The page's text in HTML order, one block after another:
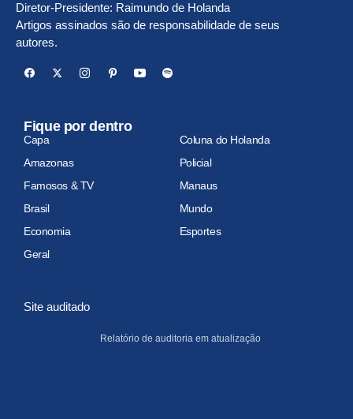
Diretor-Presidente: Raimundo de Holanda
Artigos assinados são de responsabilidade de seus
autores.
Fique por dentro
Capa
Coluna do Holanda
Amazonas
Policial
Famosos & TV
Manaus
Brasil
Mundo
Economia
Esportes
Geral
Site auditado
Relatório de auditoria em atualização